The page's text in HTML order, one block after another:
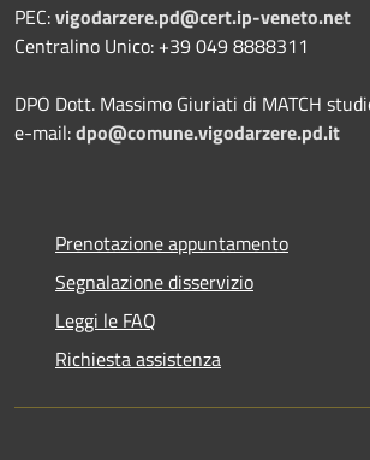
PEC:vigodarzere.pd@cert.ip-veneto.net
Centralino Unico: +39 049 8888311
DPO Dott. Massimo Giuriati di MATCH
e-mail:dpo@comune.vigodarzere.pd.it
Prenotazione appuntamento
Segnalazione disservizio
Leggi le FAQ
Richiesta assistenza